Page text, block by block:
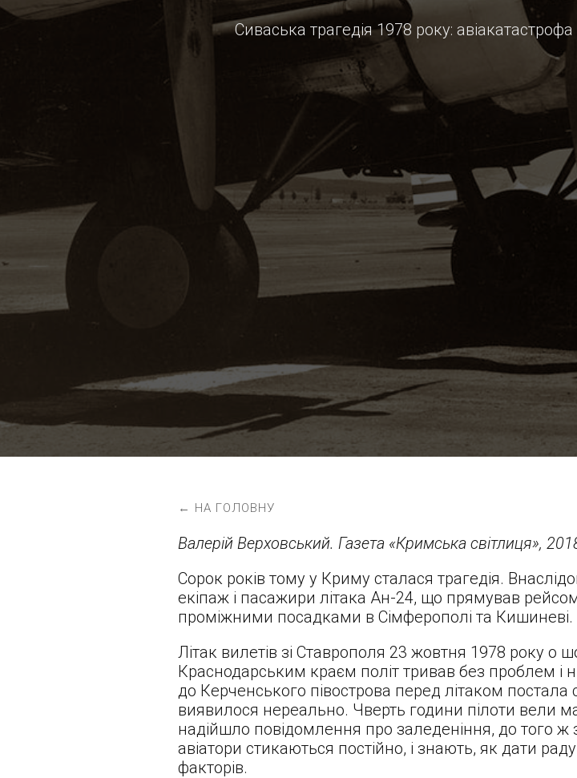
Сиваська трагедія 1978 року:
← НА ГОЛОВНУ
Валерій Верховський. Газета «Кримська світлиця»,
Сорок років тому у Криму сталася трагедія.
екіпаж і пасажири літака Ан-24, що прямував
проміжними посадками в Сімферополі та Кишиневі.
Літак вилетів зі Ставрополя 23 жовтня 1978 року о
Краснодарським краєм політ тривав без проблем і
до Керченського півострова перед літаком постала
виявилося нереально. Чверть години пілоти вели
надійшло повідомлення про заледеніння, до того ж
авіатори стикаються постійно, і знають, як дати
факторів.